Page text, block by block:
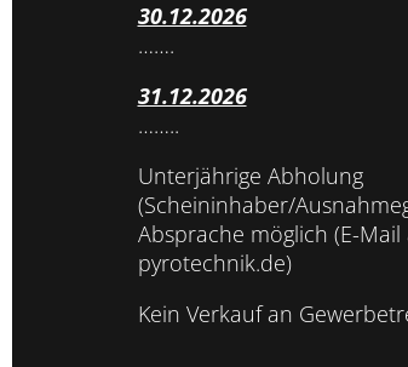
30.12.2026
…….
31.12.2026
……..
Unterjährige Abholung
(Scheininhaber/
Absprache möglich (E-
pyrotechnik.de)
Kein Verkauf an